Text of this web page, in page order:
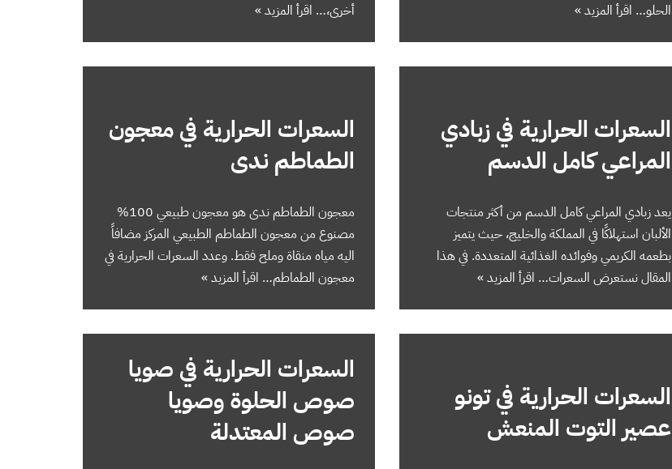
الحلو… اقرأ المزيد »
أخرى،… اقرأ المزيد »
السعرات الحرارية في زبادي
المراعي كامل الدسم
يعد زبادي المراعي كامل الدسم من أكثر منتجات
الألبان استهلاكًا في المملكة والخليج، حيث يتميز
بطعمه الكريمي وفوائده الغذائية المتعددة. في هذا
المقال نستعرض السعرات… اقرأ المزيد »
السعرات الحرارية في معجون
الطماطم ندى
معجون الطماطم ندى هو معجون طبيعي 100%
مصنوع من معجون الطماطم الطبيعي المركز مضافاً
اليه مياه منقاة وملح فقط. وعدد السعرات الحرارية في
معجون الطماطم… اقرأ المزيد »
السعرات الحرارية في تونو
عصير التوت المنعش
السعرات الحرارية في صويا
صوص الحلوة وصويا
صوص المعتدلة